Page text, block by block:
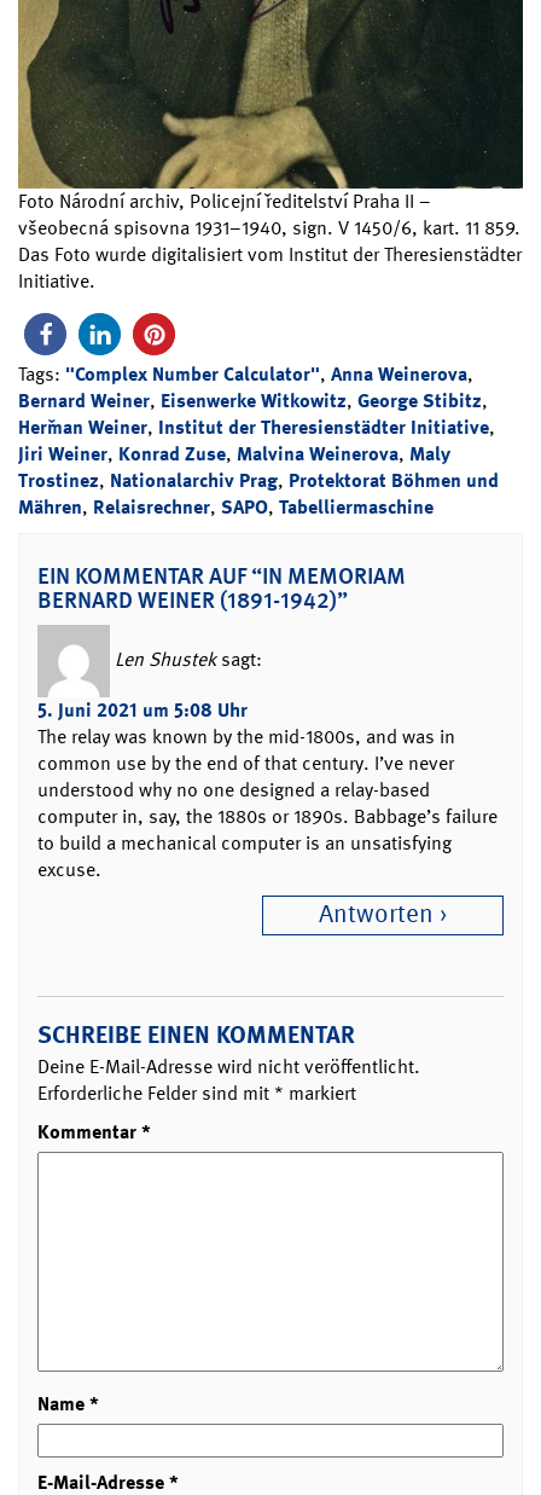
Foto Národní archiv, Policejní ředitelství Praha II –
všeobecná spisovna 1931–1940, sign. V 1450/6, kart. 11 859.
Das Foto wurde digitalisiert vom Institut der Theresienstädter
Initiative.
Tags: "Complex Number Calculator", Anna Weinerova,
Bernard Weiner, Eisenwerke Witkowitz, George Stibitz,
Heřman Weiner, Institut der Theresienstädter Initiative,
Jiri Weiner, Konrad Zuse, Malvina Weinerova, Maly
Trostinez, Nationalarchiv Prag, Protektorat Böhmen und
Mähren, Relaisrechner, SAPO, Tabelliermaschine
EIN KOMMENTAR AUF “IN MEMORIAM
BERNARD WEINER (1891-1942)”
Len Shustek sagt:
5. Juni 2021 um 5:08 Uhr
The relay was known by the mid-1800s, and was in
common use by the end of that century. I’ve never
understood why no one designed a relay-based
computer in, say, the 1880s or 1890s. Babbage’s failure
to build a mechanical computer is an unsatisfying
excuse.
Antworten
SCHREIBE EINEN KOMMENTAR
Deine E-Mail-Adresse wird nicht veröffentlicht.
Erforderliche Felder sind mit * markiert
Kommentar*
Name*
E-Mail-Adresse*